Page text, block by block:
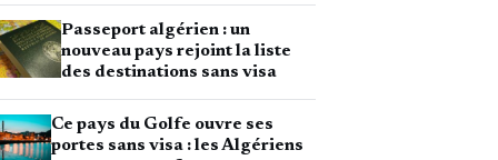
Passeport algérien : un
nouveau pays rejoint la liste
des destinations sans visa
Ce pays du Golfe ouvre ses
portes sans visa : les Algériens